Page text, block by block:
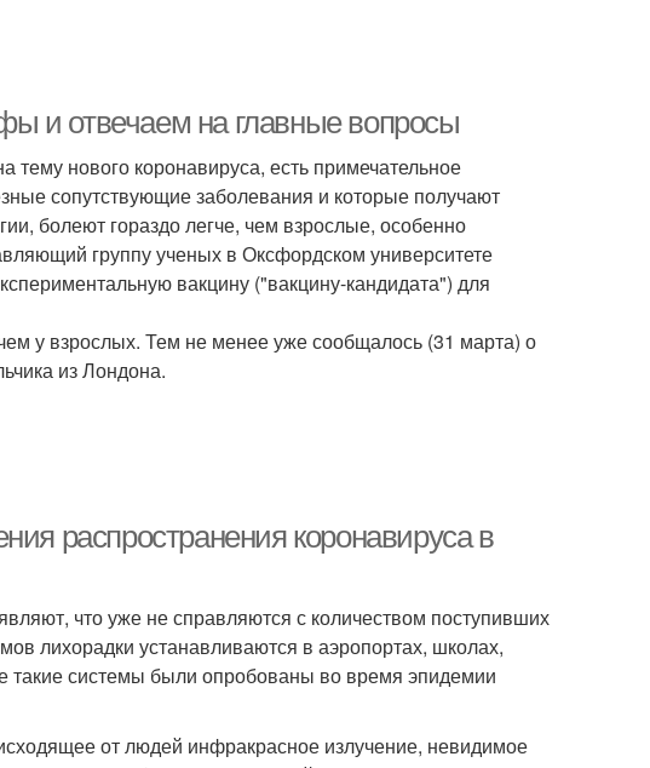
и отвечаем на главные вопросы
нового коронавируса, есть примечательное
сопутствующие заболевания и которые получают
болеют гораздо легче, чем взрослые, особенно
группу ученых в Оксфордском университете
вакцину ("вакцину-кандидата") для
у взрослых. Тем не менее уже сообщалось (31 марта) о
из Лондона.
распространения коронавируса в
что уже не справляются с количеством поступивших
лихорадки устанавливаются в аэропортах, школах,
такие системы были опробованы во время эпидемии
от людей инфракрасное излучение, невидимое